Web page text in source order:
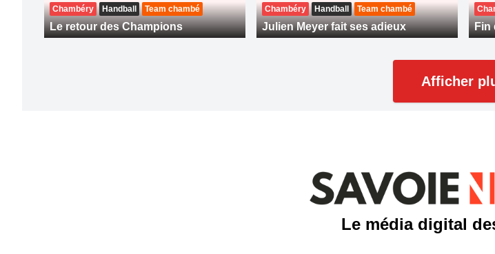
Chambéry Handball Team chambé
Le retour des Champions
Chambéry Handball Team chambé
Julien Meyer fait ses adieux Fin
Afficher
Le média digital